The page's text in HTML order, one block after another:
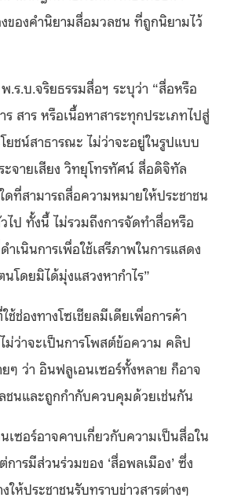
งของคำนิยามสื่อมวลชน ที่ถูกนิยามไว้
.ร.บ.จริยธรรมสื่อฯ ระบุว่า “สื่อหรือ
ร สาร หรือเนื้อหาสาระทุกประเภทไปสู่
ยชน์สาธารณะ ไม่ว่าจะอยู่ในรูปแบบ
จายเสียง วิทยุโทรทัศน์ สื่อดิจิทัล
ที่สามารถสื่อความหมายให้ประชาชน
ไป ทั้งนี้ ไม่รวมถึงการจัดทำสื่อหรือ
ำเนินการเพื่อใช้เสรีภาพในการแสดง
โดยมิได้มุ่งแสวงหากำไร”
ช่องทางโซเชียลมีเดียเพื่อการค้า
ม่ว่าจะเป็นการโพสต์ข้อความ คลิป
ๆ ว่า อินฟลูเอนเซอร์ทั้งหลาย ก็อาจ
ชนและถูกกำกับควบคุมด้วยเช่นกัน
ซอร์อาจคาบเกี่ยวกับความเป็นสื่อใน
ารมีส่วนร่วมของ ‘สื่อพลเมือง’ ซึ่ง
ให้ประชาชนรับทราบข่าวสารต่างๆ